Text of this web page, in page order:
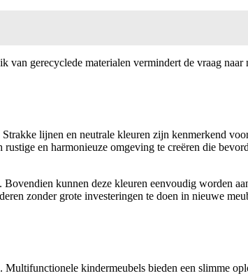
gerecyclede materialen vermindert de vraag
lijnen en neutrale kleuren zijn kenmerkend
en harmonieuze omgeving te creëren die
kunnen deze kleuren eenvoudig worden
zonder grote investeringen te doen in nieuwe
kindermeubels bieden een slimme